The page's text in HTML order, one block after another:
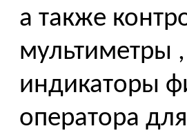
а также
мультиметры
индикаторы
оператора